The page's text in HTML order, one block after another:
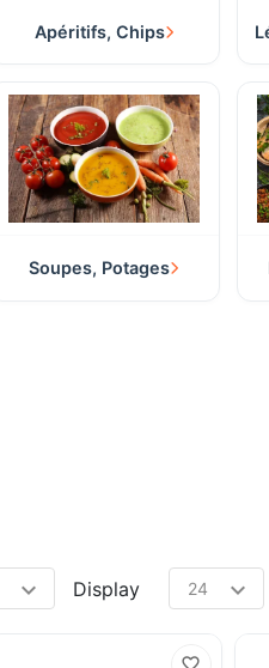
Apéritifs, Chips
Soupes, Potages
Display